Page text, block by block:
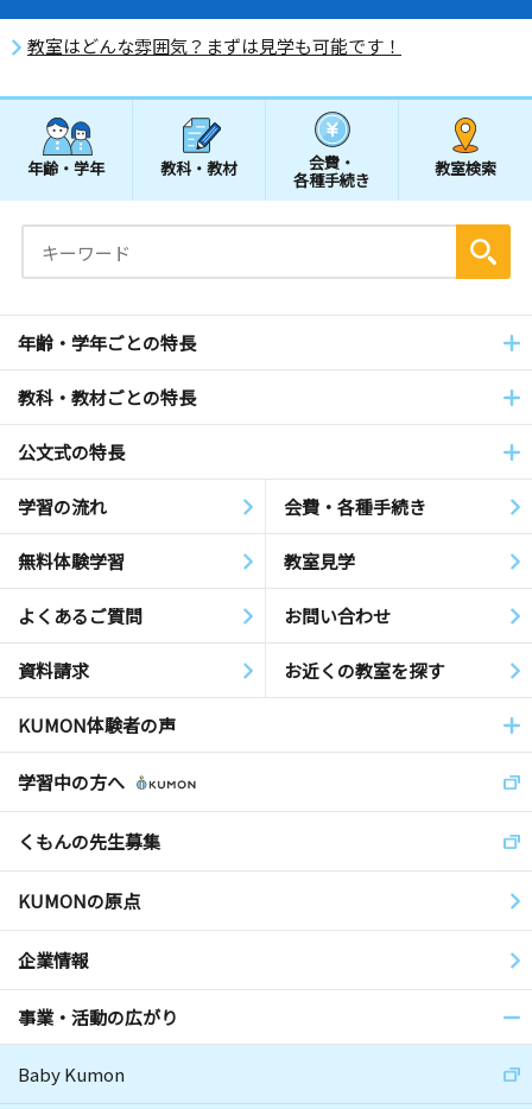
教室はどんな雰囲気？まずは見学も可能です！
年齢・学年 教科・教材 会費・
各種手続き
教室検索
年齢・学年ごとの特長
教科・教材ごとの特長
公文式の特長
学習の流れ 会費・各種手続き
無料体験学習 教室見学
よくあるご質問 お問い合わせ
資料請求 お近くの教室を探す
KUMON体験者の声
学習中の方へ
くもんの先生募集
KUMONの原点
企業情報
事業・活動の広がり
Baby Kumon